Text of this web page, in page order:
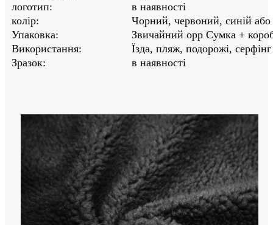
логотип:
в наявності
колір:
Чорний, червоний, синій або
Упаковка:
Звичайний opp Сумка +
Використання:
Їзда, пляж, подорожі,
Зразок:
в наявності